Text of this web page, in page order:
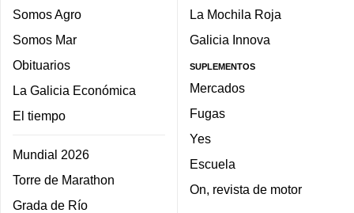
Somos Agro
Somos Mar
Obituarios
La Galicia Económica
El tiempo
Mundial 2026
Torre de Marathon
Grada de Río
La Mochila Roja
Galicia Innova
SUPLEMENTOS
Mercados
Fugas
Yes
Escuela
On, revista de motor